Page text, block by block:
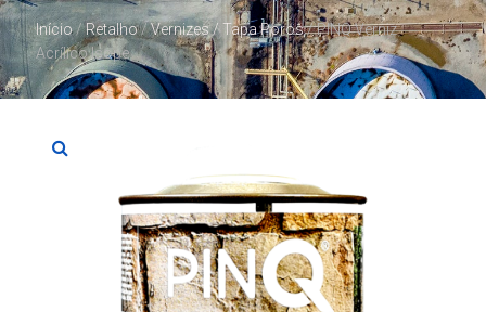
Início/Retalho/Vernizes / Tapa Poros/ PINQ Verniz
Acrílico Isope